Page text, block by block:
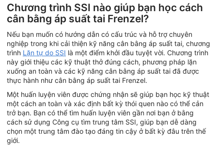
Chương trình SSI nào giúp bạn học cách
cân bằng áp suất tai Frenzel?
Nếu bạn muốn có hướng dẫn có cấu trúc và hỗ trợ chuyên
nghiệp trong khi cải thiện kỹ năng cân bằng áp suất tai, chương
trình Lặn tự do SSI là một điểm khởi đầu tuyệt vời. Chương trình
này giới thiệu các kỹ thuật thở đúng cách, phương pháp lặn
xuống an toàn và các kỹ năng cân bằng áp suất tai đã được
thực hành như cân bằng áp suất tai Frenzel.
Một huấn luyện viên được chứng nhận sẽ giúp bạn học kỹ thuật
một cách an toàn và xác định bất kỳ thói quen nào có thể cản
trở bạn. Bạn có thể tìm huấn luyện viên gần nơi bạn ở bằng
cách sử dụng Công cụ tìm trung tâm SSI, giúp bạn dễ dàng
chọn một trung tâm đào tạo đáng tin cậy ở bất kỳ đâu trên thế
giới.